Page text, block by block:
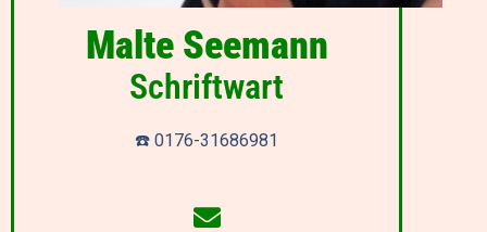
Malte Seemann
Schriftwart
☎️ 0176-31686981